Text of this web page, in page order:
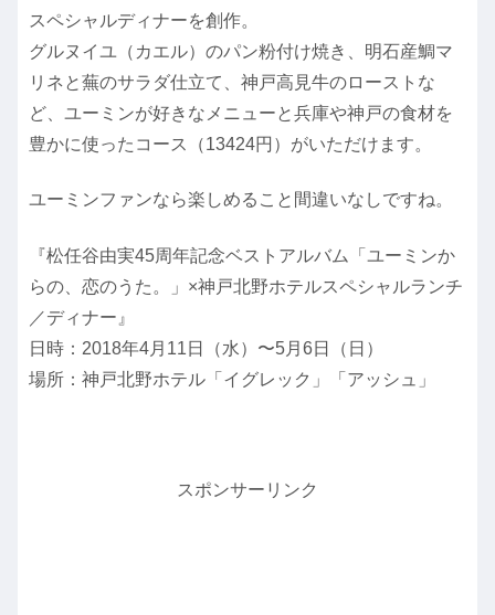
スペシャルディナーを創作。
グルヌイユ（カエル）のパン粉付け焼き、明石産鯛マ
リネと蕪のサラダ仕立て、神戸高見牛のローストな
ど、ユーミンが好きなメニューと兵庫や神戸の食材を
豊かに使ったコース（13424円）がいただけます。
ユーミンファンなら楽しめること間違いなしですね。
『松任谷由実45周年記念ベストアルバム「ユーミンか
らの、恋のうた。」×神戸北野ホテルスペシャルランチ
／ディナー』
日時：2018年4月11日（水）〜5月6日（日）
場所：神戸北野ホテル「イグレック」「アッシュ」
スポンサーリンク